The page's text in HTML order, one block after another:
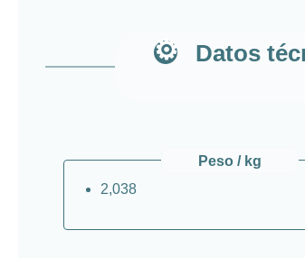
Datos
Peso / kg
2,038